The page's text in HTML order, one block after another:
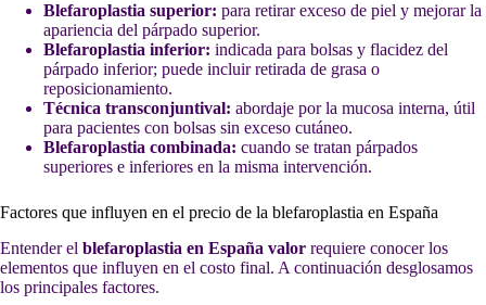
Blefaroplastia superior: para retirar exceso de piel y mejorar la
apariencia del párpado superior.
Blefaroplastia inferior: indicada para bolsas y flacidez del
párpado inferior; puede incluir retirada de grasa o
reposicionamiento.
Técnica transconjuntival: abordaje por la mucosa interna, útil
para pacientes con bolsas sin exceso cutáneo.
Blefaroplastia combinada: cuando se tratan párpados
superiores e inferiores en la misma intervención.
Factores que influyen en el precio de la blefaroplastia en España
Entender el blefaroplastia en España valor requiere conocer los
elementos que influyen en el costo final. A continuación desglosamos
los principales factores.